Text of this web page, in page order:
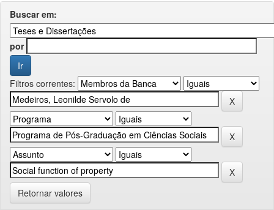
Buscar em:
por
Filtros correntes:
Retornar valores